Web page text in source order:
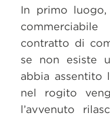
In primo
contratto di
se non esiste
abbia assentito
nel rogito
l’avvenuto